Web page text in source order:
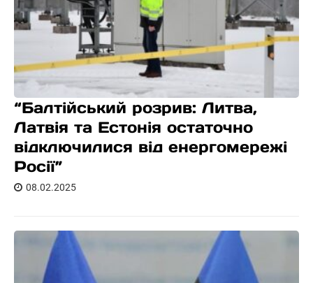
“Балтійський розрив: Литва,
Латвія та Естонія остаточно
відключилися від енергомережі
Росії”
08.02.2025